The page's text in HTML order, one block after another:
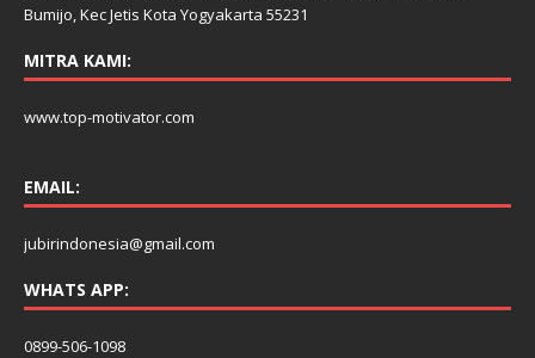
Bumijo, Kec Jetis Kota Yogyakarta 55231
MITRA KAMI:
www.top-motivator.com
EMAIL:
jubirindonesia@gmail.com
WHATS APP:
0899-506-1098